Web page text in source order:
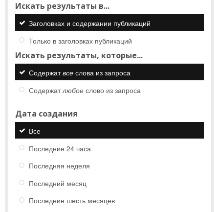
Искать результаты в...
Заголовках и содержании публикаций
Только в заголовках публикаций
Искать результаты, которые...
Содержатвсе слова из запроса
Содержатлюбое слово из запроса
Дата создания
Все
Последние 24 часа
Последняя неделя
Последний месяц
Последние шесть месяцев